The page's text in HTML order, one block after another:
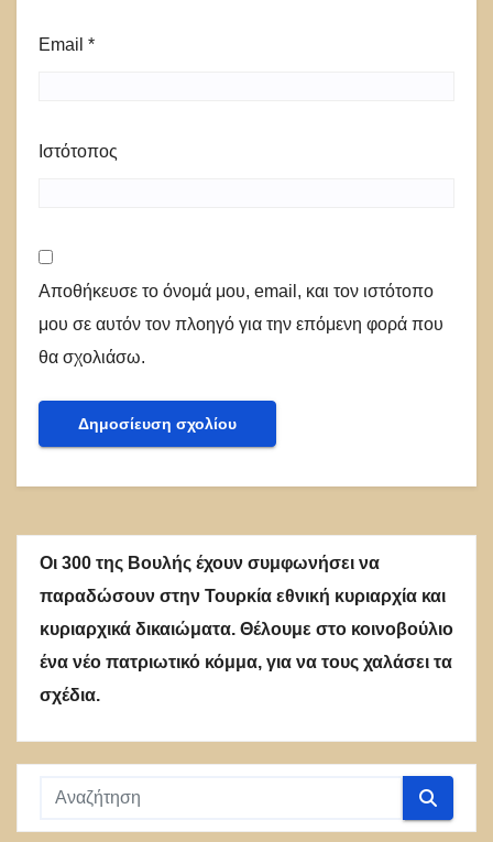
Email *
Ιστότοπος
Αποθήκευσε το όνομά μου, email, και τον ιστότοπο
μου σε αυτόν τον πλοηγό για την επόμενη φορά που
θα σχολιάσω.
Οι 300 της Βουλής έχουν συμφωνήσει να
παραδώσουν στην Τουρκία εθνική κυριαρχία και
κυριαρχικά δικαιώματα. Θέλουμε στο κοινοβούλιο
ένα νέο πατριωτικό κόμμα, για να τους χαλάσει τα
σχέδια.